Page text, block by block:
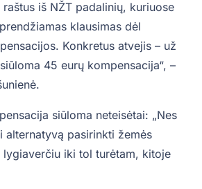
iš NŽT padalinių, kuriuose
klausimas dėl
Konkretus atvejis – už
45 eurų kompensacija“, –
siūloma neteisėtai: „Nes
alternatyvą pasirinkti žemės
iki tol turėtam, kitoje